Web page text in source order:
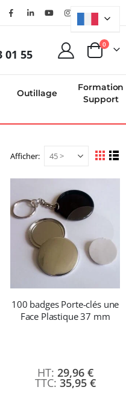
01 55 Panier
0
Outillage
Formation
Support
Afficher
Afficher
en
Grille
100 badges Porte-clés une
Face Plastique 37 mm
35,95 €
29,96 €